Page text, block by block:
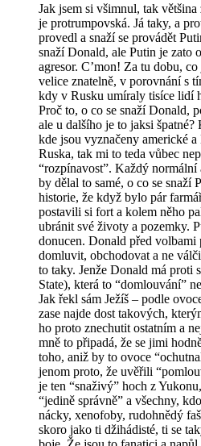
Jak jsem si všimnul, tak
je protrumpovská. Já taky, a
provedl a snaží se provádět
snaží Donald, ale Putin je zato
agresor. C’mon! Za tu dobu,
velice znatelně, v porovnání s
kdy v Rusku umíraly tisíce lidí
Proč to, o co se snaží Donald,
ale u dalšího je to jaksi
kde jsou vyznačeny americké
Ruska, tak mi to teda vůbec
“rozpínavost”. Každý
by dělal to samé, o co se snaží
historie, že když bylo pár
postavili si fort a kolem něho
ubránit své životy a pozemky.
donucen. Donald před volbami
domluvit, obchodovat a ne
to taky. Jenže Donald má proti
State), která to “domlouvání”
Jak řekl sám Ježíš – podle
zase najde dost takových,
ho proto znechutit ostatním a
mně to připadá, že se jimi
toho, aniž by to ovoce
jenom proto, že uvěřili
je ten “snaživý” hoch z
“jedině správně” a všechny,
nácky, xenofoby, rudohnědý
skoro jako ti džihádisté, ti se